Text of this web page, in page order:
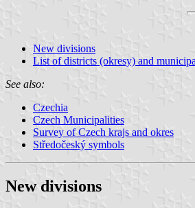
New divisions
List of districts (okresy) and
See also:
Czechia
Czech Municipalities
Survey of Czech krajs and okres
Středočeský symbols
New divisions